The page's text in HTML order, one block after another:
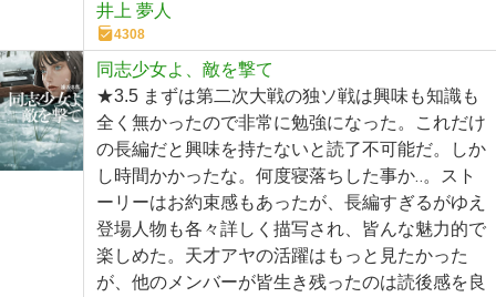
井上 夢人
4308
同志少女よ、敵を撃て
★3.5 まずは第二次大戦の独ソ戦は興味も知識も
全く無かったので非常に勉強になった。これだけ
の長編だと興味を持たないと読了不可能だ。しか
し時間かかったな。何度寝落ちした事か‥。スト
ーリーはお約束感もあったが、長編すぎるがゆえ
登場人物も各々詳しく描写され、皆んな魅力的で
楽しめた。天才アヤの活躍はもっと見たかった
が、他のメンバーが皆生き残ったのは読後感を良